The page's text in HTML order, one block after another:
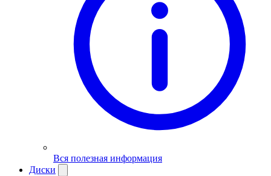
Вся полезная информация
Диски